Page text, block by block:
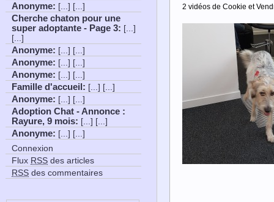
2 vidéos de Cookie et
Anonyme: [...] [...]
Cherche chaton pour une
super adoptante - Page 3: [...]
[...]
Anonyme: [...] [...]
Anonyme: [...] [...]
Anonyme: [...] [...]
Famille d'accueil : [...] [...]
Anonyme: [...] [...]
Adoption Chat - Annonce :
Rayure, 9 mois: [...] [...]
Anonyme: [...] [...]
Connexion
Flux RSS des articles
RSS des commentaires